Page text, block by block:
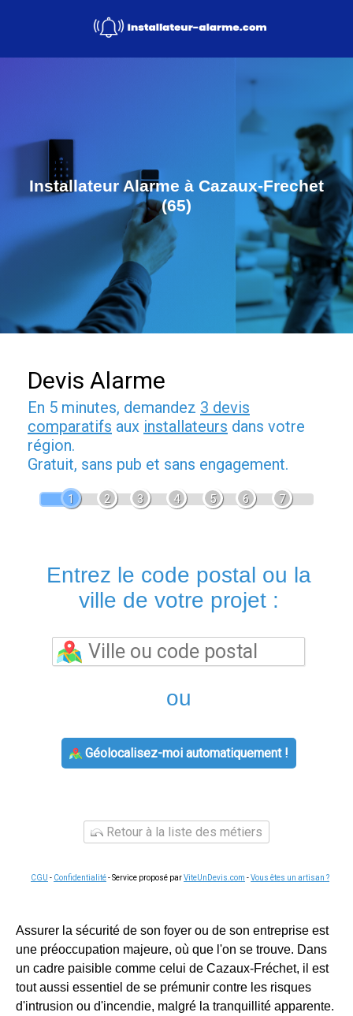
Installateur Alarme à Cazaux-Frechet
(65)
Devis Alarme
En 5 minutes, demandez 3 devis
comparatifs aux installateurs dans votre
région.
Gratuit, sans pub et sans engagement.
1 2 3 4 5 6 7
Entrez le code postal ou la
ville de votre projet :
ou
Géolocalisez-moi automatiquement !
Retour à la liste des métiers
CGU - Confidentialité- Service proposé parViteUnDevis.com -Vous êtes un artisan ?
Assurer la sécurité de son foyer ou de son entreprise est
une préoccupation majeure, où que l'on se trouve. Dans
un cadre paisible comme celui de Cazaux-Fréchet, il est
tout aussi essentiel de se prémunir contre les risques
d'intrusion ou d'incendie, malgré la tranquillité apparente.